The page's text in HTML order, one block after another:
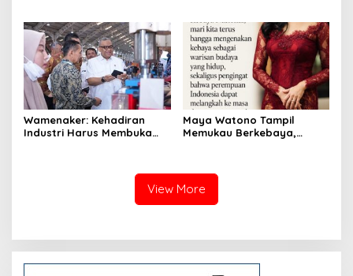
Exclusive Dinner Meriahkan
Puncak Acara
Wamenaker: Kehadiran
Industri Harus Membuka
Maya Watono Tampil
Memukau Berkebaya,
View More